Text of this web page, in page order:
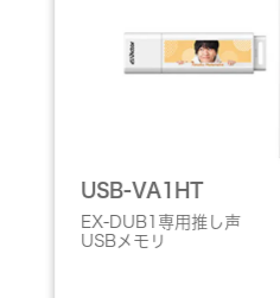
USB-VA1HT
EX-DUB1専用推し声
USBメモリ